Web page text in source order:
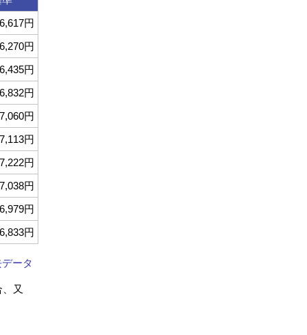
6,617円
6,270円
6,435円
6,832円
7,060円
7,113円
7,222円
7,038円
6,979円
6,833円
ータ
又